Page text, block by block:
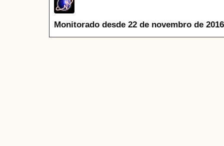
Monitorado desde 22 de novembro de